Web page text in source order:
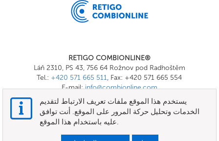
RETIGO COMBIONLINE®
Láň 2310, PS 43, 756 64 Rožnov pod Radhoštěm
Tel.: +420 571 665 511, Fax: +420 571 665 554
E-mail:info@combionline.com
OnlineMenu
الأحكام والشروط
يستخدم هذا الموقع ملفات تعريف الارتباط لتقديم
الخدمات وتحليل حركة المرور على الموقع. أنت توافق
عليه باستخدام هذا الموقع.